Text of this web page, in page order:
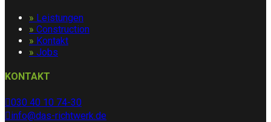
» Leistungen
» Construction
» Kontakt
» Jobs
KONTAKT
030 40 10 74-30
info@das-richtwerk.de